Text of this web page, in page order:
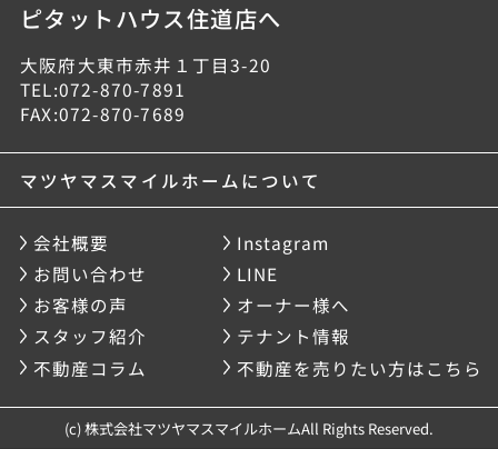
ピタットハウス住道店へ
大阪府大東市赤井１丁目3-20
TEL:072-870-7891
FAX:072-870-7689
マツヤマスマイルホームについて
会社概要
Instagram
お問い合わせ
LINE
お客様の声
オーナー様へ
スタッフ紹介
テナント情報
不動産コラム
不動産を売りたい方はこちら
(c) 株式会社マツヤマスマイルホームAll Rights Reserved.